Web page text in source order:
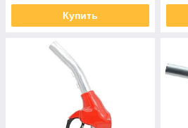
Купить